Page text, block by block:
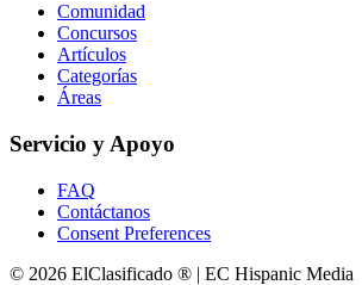
Comunidad
Concursos
Artículos
Categorías
Áreas
Servicio y Apoyo
FAQ
Contáctanos
Consent Preferences
© 2026 ElClasificado ® | EC Hispanic Media